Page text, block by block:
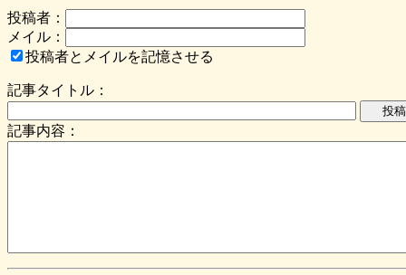
投稿者：
メイル：
投稿者とメイルを記憶させる
記事タイトル：
記事内容：